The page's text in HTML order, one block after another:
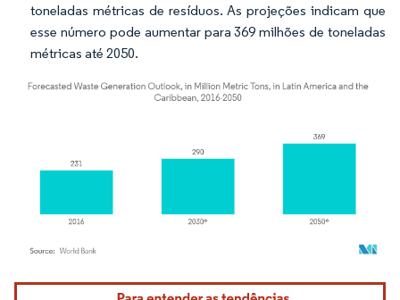
toneladas métricas de resíduos. As projeções indicam que
esse número pode aumentar para 369 milhões de toneladas
métricas até 2050.
Imagem © Mordor Intelligence. O reuso requer atribuição conforme CC BY 4.0.